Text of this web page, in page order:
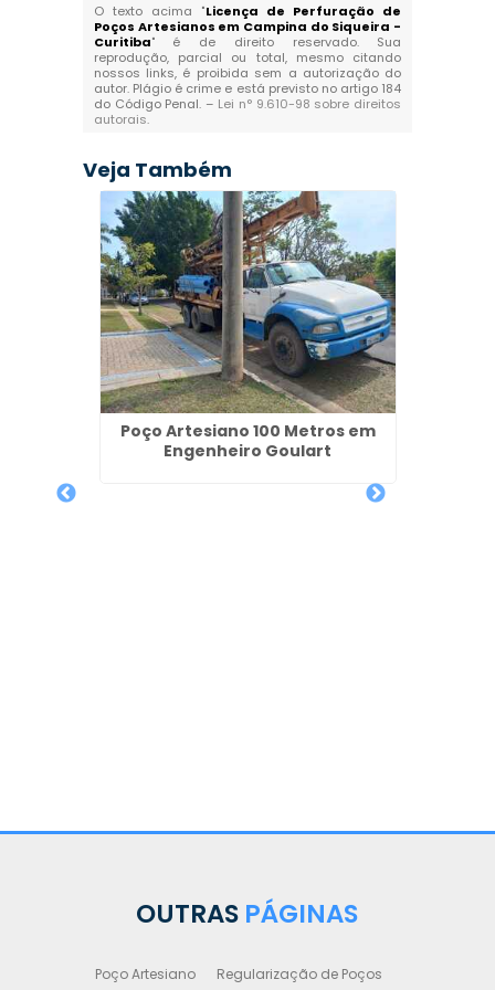
O texto acima "Licença de Perfuração de
Poços Artesianos em Campina do Siqueira -
Curitiba" é de direito reservado. Sua
reprodução, parcial ou total, mesmo citando
nossos links, é proibida sem a autorização do
autor. Plágio é crime e está previsto no artigo 184
do Código Penal. – Lei n° 9.610-98 sobre direitos
autorais.
Veja Também
Poço Artesiano 100 Metros em
Engenheiro Goulart
OUTRAS PÁGINAS
Poço Artesiano Regularização de Poços